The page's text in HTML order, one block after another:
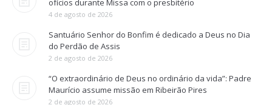
ofícios durante Missa com o presbitério
4 de agosto de 2026
Santuário Senhor do Bonfim é dedicado a Deus no Dia
do Perdão de Assis
2 de agosto de 2026
“O extraordinário de Deus no ordinário da vida”: Padre
Maurício assume missão em Ribeirão Pires
2 de agosto de 2026